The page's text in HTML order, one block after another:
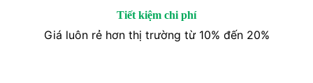
Tiết kiệm chi phí
Giá luôn rẻ hơn thị trường từ 10% đến 20%